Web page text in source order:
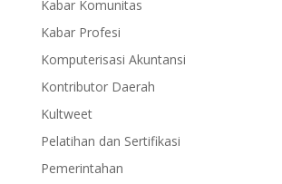
Kabar Komunitas
Kabar Profesi
Komputerisasi Akuntansi
Kontributor Daerah
Kultweet
Pelatihan dan Sertifikasi
Pemerintahan